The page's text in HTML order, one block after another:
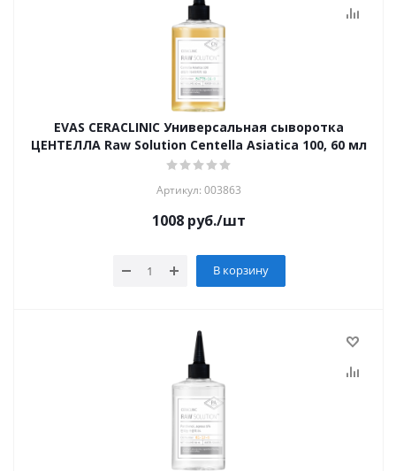
EVAS CERACLINIC Универсальная сыворотка
ЦЕНТЕЛЛА Raw Solution Centella Asiatica 100, 60 мл
Артикул: 003863
1008 руб./шт
В корзину